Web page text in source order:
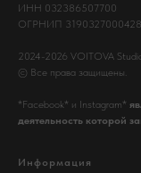
ИНН 032386507700
ОГРНИП
2024-2026 VOITOVA
© Все права защищены.
*Facebook* и Instagram*
деятельность которой
Информация